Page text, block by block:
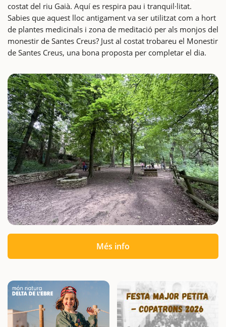
costat del riu Gaià. Aquí es respira pau i tranquil·litat.
Sabies que aquest lloc antigament va ser utilitzat com a hort
de plantes medicinals i zona de meditació per als monjos del
monestir de Santes Creus? Just al costat trobareu el Monestir
de Santes Creus, una bona proposta per completar el dia.
Més info